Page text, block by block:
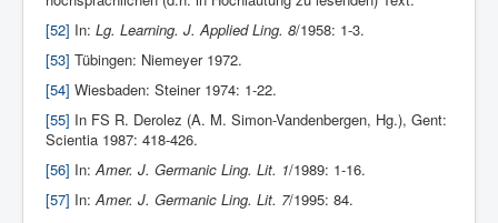
[52] In: Lg. Learning. J. Applied Ling. 8/1958: 1-3.
[53] Tübingen: Niemeyer 1972.
[54] Wiesbaden: Steiner 1974: 1-22.
[55] In FS R. Derolez (A. M. Simon-Vandenbergen, Hg.), Gent:
Scientia 1987: 418-426.
[56] In:Amer. J. Germanic Ling. Lit. 1/1989: 1-16.
[57] In:Amer. J. Germanic Ling. Lit. 7/1995: 84.